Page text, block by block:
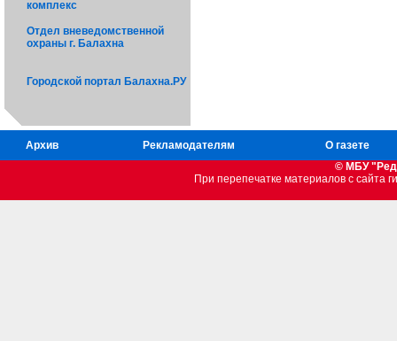
комплекс
Отдел вневедомственной
охраны г. Балахна
Городской портал Балахна.РУ
Архив Рекламодателям
О газете
© МБУ
При перепечатке материалов c сайта